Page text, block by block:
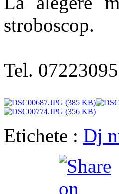
stroboscop.
Tel.
Etichete : Dj